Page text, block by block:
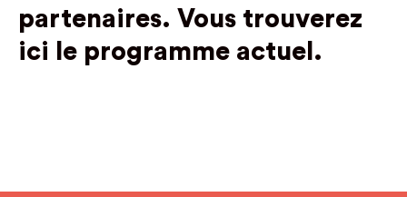
partenaires. Vous trouverez
ici le programme actuel.